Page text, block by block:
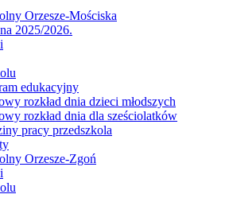
Orzesze-Mościska
2025/2026.
edukacyjny
rozkład dnia dzieci młodszych
rozkład dnia dla sześciolatków
pracy przedszkola
Orzesze-Zgoń